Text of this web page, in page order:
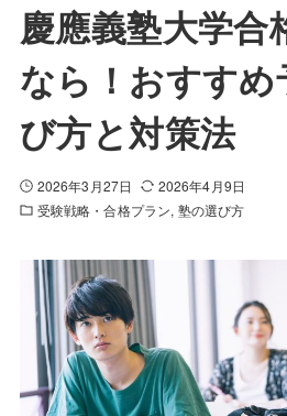
慶應義塾大学合
なら！おすす
び方と対策法
2026年3月27日
2026年4月9日
受験戦略・合格プラン 塾の選び方